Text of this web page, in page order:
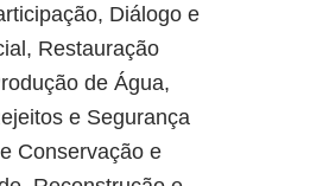
Diálogo e
Restauração
de Água,
e Segurança
Conservação e